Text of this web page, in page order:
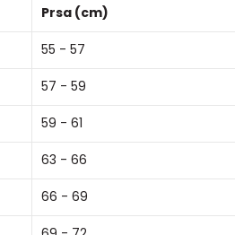
Prsa (cm)
55 - 57
57 - 59
59 - 61
63 - 66
66 - 69